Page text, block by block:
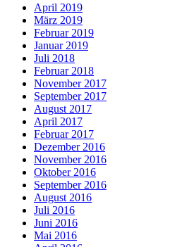
April 2019
März 2019
Februar 2019
Januar 2019
Juli 2018
Februar 2018
November 2017
September 2017
August 2017
April 2017
Februar 2017
Dezember 2016
November 2016
Oktober 2016
September 2016
August 2016
Juli 2016
Juni 2016
Mai 2016